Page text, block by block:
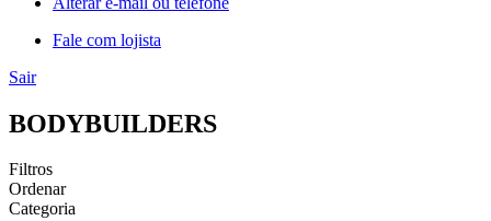
Fale com lojista
Sair
BODYBUILDERS
Filtros
Ordenar
Categoria